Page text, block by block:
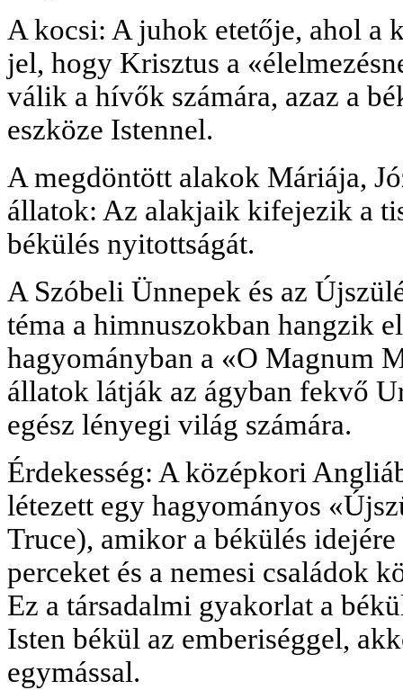
A kocsi: A juhok etetője, ahol a
jel, hogy Krisztus a
válik a hívők számára, azaz a
eszköze Istennel.
A megdöntött alakok Máriája,
állatok: Az alakjaik kifejezik a
békülés nyitottságát.
A Szóbeli Ünnepek és az
téma a himnuszokban hangzik
hagyományban a «O Magnum
állatok látják az ágyban fekvő
egész lényegi világ számára.
Érdekesség: A középkori
létezett egy hagyományos
Truce), amikor a békülés
perceket és a nemesi családok
Ez a társadalmi gyakorlat a
Isten békül az emberiséggel,
egymással.